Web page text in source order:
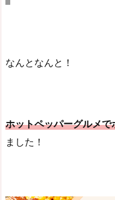
なんとなんと！
ホットペッパーグルメ
ました！